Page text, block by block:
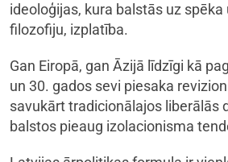
ideoloģijas, kura balstās uz
filozofiju, izplatība.
Gan Eiropā, gan Āzijā līdzīgi kā
un 30. gados sevi piesaka
savukārt tradicionālajos liberālās
balstos pieaug izolacionisma